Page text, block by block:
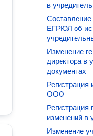
в
Составление
ЕГРЮЛ об
Изменение
директора в
документах
Регистрация
ООО
Регистрация
изменений в
Изменение